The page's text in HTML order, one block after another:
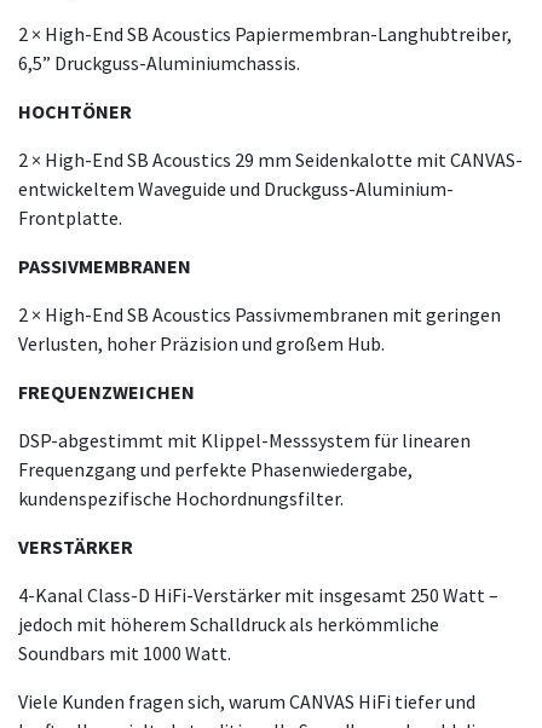
2 × High-End SB Acoustics Papiermembran-Langhubtreiber,
6,5” Druckguss-Aluminiumchassis.
HOCHTÖNER
2 × High-End SB Acoustics 29 mm Seidenkalotte mit CANVAS-
entwickeltem Waveguide und Druckguss-Aluminium-
Frontplatte.
PASSIVMEMBRANEN
2 × High-End SB Acoustics Passivmembranen mit geringen
Verlusten, hoher Präzision und großem Hub.
FREQUENZWEICHEN
DSP-abgestimmt mit Klippel-Messsystem für linearen
Frequenzgang und perfekte Phasenwiedergabe,
kundenspezifische Hochordnungsfilter.
VERSTÄRKER
4-Kanal Class-D HiFi-Verstärker mit insgesamt 250 Watt –
jedoch mit höherem Schalldruck als herkömmliche
Soundbars mit 1000 Watt.
Viele Kunden fragen sich, warum CANVAS HiFi tiefer und